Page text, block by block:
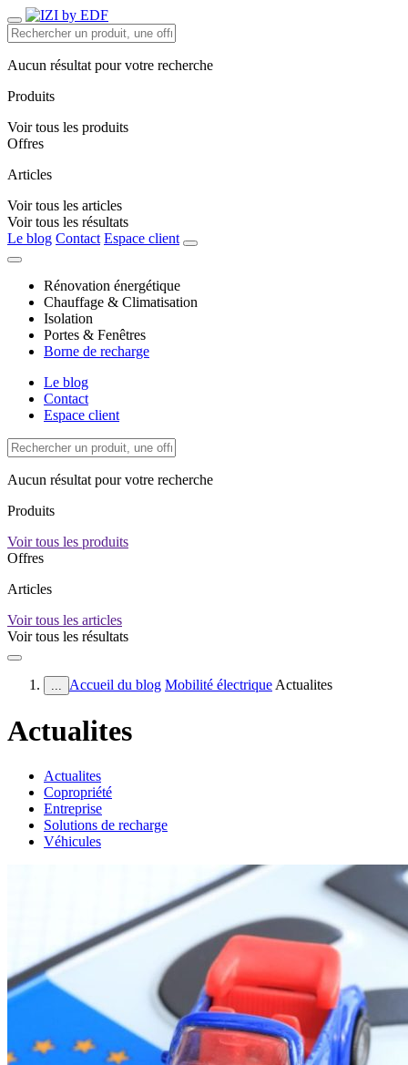
Aucun résultat pour votre recherche
Produits
Voir tous les produits
Offres
Articles
Voir tous les articles
Voir tous les résultats
Le blog Contact Espace client
Rénovation énergétique
Chauffage & Climatisation
Isolation
Portes & Fenêtres
Borne de recharge
Le blog
Contact
Espace client
Aucun résultat pour votre recherche
Produits
Voir tous les produits
Offres
Articles
Voir tous les articles
Voir tous les résultats
... Accueil du blog Mobilité électrique Actualites
Actualites
Actualites
Copropriété
Entreprise
Solutions de recharge
Véhicules